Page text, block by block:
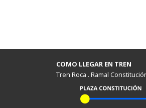
COMO LLEGAR EN TREN
Tren Roca . Ramal